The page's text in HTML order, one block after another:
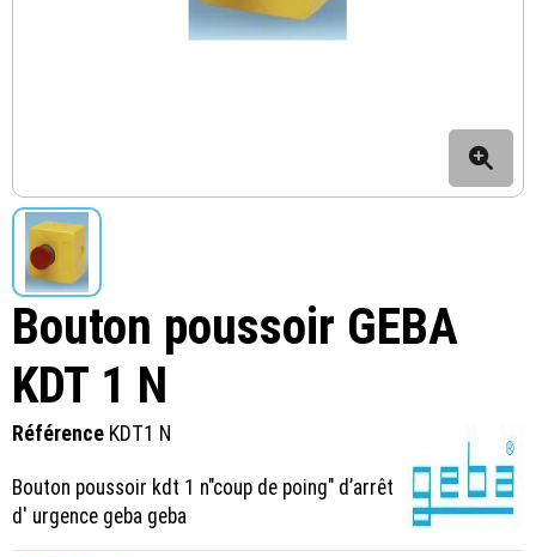
Bouton poussoir GEBA
KDT 1 N
Référence KDT1 N
Bouton poussoir kdt 1 n"coup de poing" d’arrêt
d' urgence geba geba